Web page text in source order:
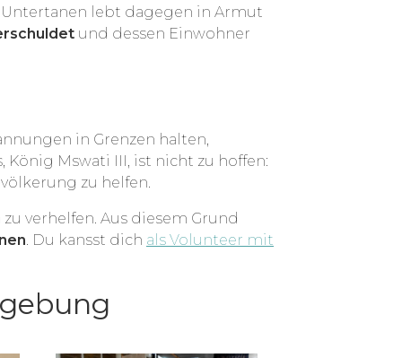
lebt dagegen in Armut
und dessen Einwohner
in Grenzen halten,
Mswati III, ist nicht zu hoffen:
zu helfen.
verhelfen. Aus diesem Grund
. Du kansst dich als Volunteer mit